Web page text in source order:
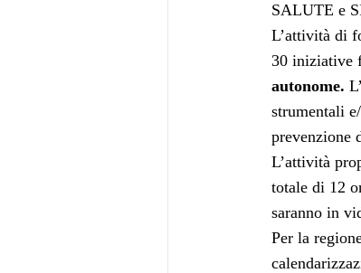
SALUTE e
L’attività di
30 iniziative
autonome.
strumentali
prevenzione
L’attività
totale di 12
saranno in
Per la